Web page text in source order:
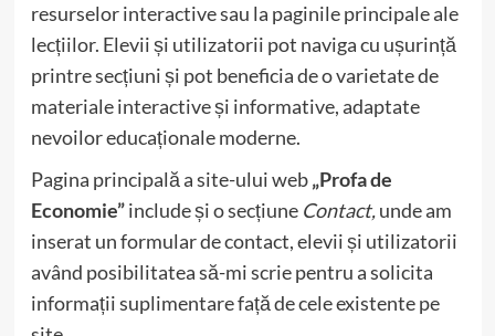
resurselor interactive sau la paginile principale ale
lecțiilor. Elevii și utilizatorii pot naviga cu ușurință
printre secțiuni și pot beneficia de o varietate de
materiale interactive și informative, adaptate
nevoilor educaționale moderne.
Pagina principală a site-ului web„Profa de
Economie”include și o secțiune Contact,unde am
inserat un formular de contact, elevii și utilizatorii
având posibilitatea să-mi scrie pentru a solicita
informații suplimentare față de cele existente pe